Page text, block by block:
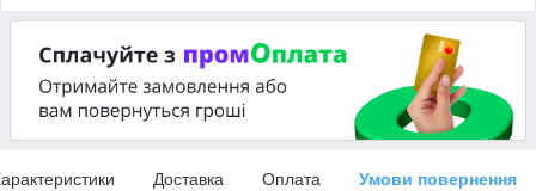
Доставка Оплата Умови повернення